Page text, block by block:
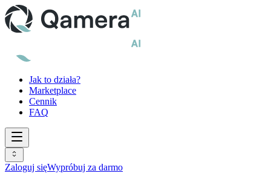
Jak to działa?
Marketplace
Cennik
FAQ
Zaloguj sięWypróbuj za darmo